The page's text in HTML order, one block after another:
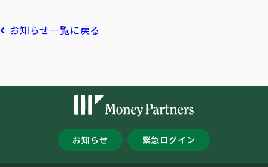
お知らせ一覧に戻る
お知らせ 緊急ログイン